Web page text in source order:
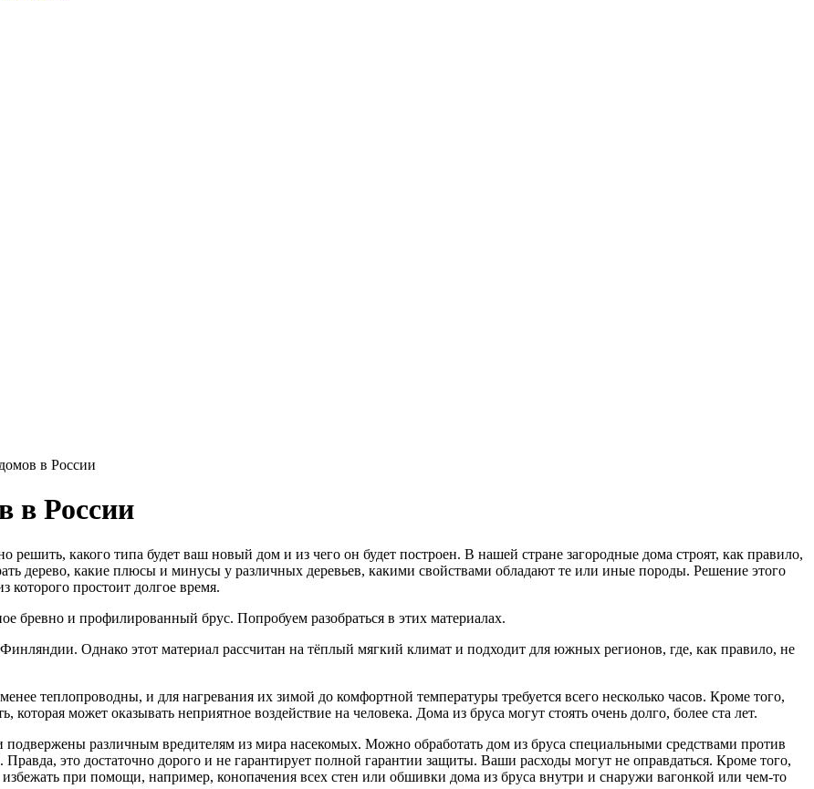
в России
в России
какого типа будет ваш новый дом и из чего он будет построен. В нашей стране загородные дома строят, как правило,
дерево, какие плюсы и минусы у различных деревьев, какими свойствами обладают те или иные породы. Решение этого
которого простоит долгое время.
бревно и профилированный брус. Попробуем разобраться в этих материалах.
Однако этот материал рассчитан на тёплый мягкий климат и подходит для южных регионов, где, как правило, не
теплопроводны, и для нагревания их зимой до комфортной температуры требуется всего несколько часов. Кроме того,
может оказывать неприятное воздействие на человека. Дома из бруса могут стоять очень долго, более ста лет.
различным вредителям из мира насекомых. Можно обработать дом из бруса специальными средствами против
это достаточно дорого и не гарантирует полной гарантии защиты. Ваши расходы могут не оправдаться. Кроме того,
при помощи, например, конопачения всех стен или обшивки дома из бруса внутри и снаружи вагонкой или чем-то